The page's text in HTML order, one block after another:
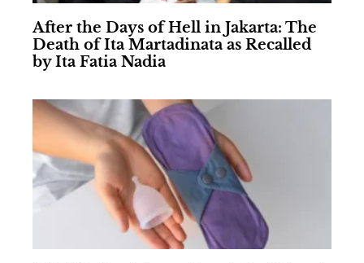
After the Days of Hell in Jakarta: The
Death of Ita Martadinata as Recalled
by Ita Fatia Nadia